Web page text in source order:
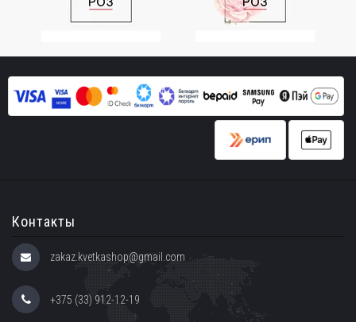
Контакты
zakaz.kvetkashop@gmail.com
+375 (33) 912-12-19